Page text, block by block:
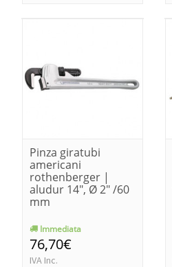
Pinza giratubi
americani
rothenberger |
aludur 14", Ø 2" /60
mm
Immediata
76,70€
IVA Inc.